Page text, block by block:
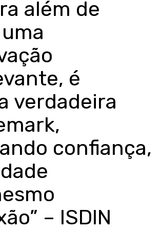
além de
é
verdadeira
confiança,
– ISDIN